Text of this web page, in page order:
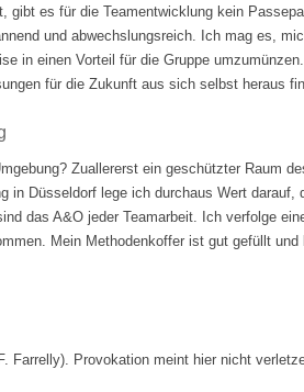
es für die Teamentwicklung kein
und abwechslungsreich. Ich mag es,
in einen Vorteil für die Gruppe
für die Zukunft aus sich selbst heraus
Zuallererst ein geschützter Raum
in Düsseldorf lege ich durchaus Wert darauf,
das A&O jeder Teamarbeit. Ich verfolge
Mein Methodenkoffer ist gut gefüllt und
Provokation meint hier nicht